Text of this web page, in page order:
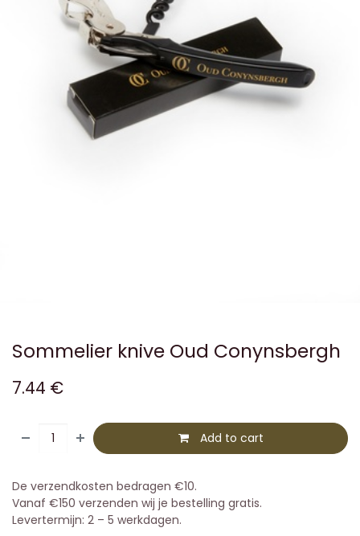
Sommelier knive Oud Conynsbergh
7.44 €
Add to cart
De verzendkosten bedragen €10.
Vanaf €150 verzenden wij je bestelling gratis.
Levertermijn: 2 – 5 werkdagen.